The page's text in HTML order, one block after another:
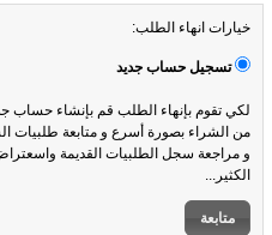
خيارات انهاء الطلب:
تسجيل حساب جديد
لكي تقوم بإنهاء الطلب قم بإنشاء حساب
من الشراء بصورة أسرع و متابعة طلبيات
و مراجعة سجل الطلبيات القديمة
الكثير...
متابعة